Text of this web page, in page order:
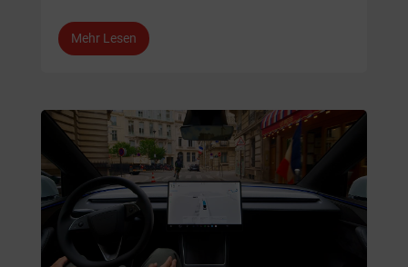
Mehr Lesen